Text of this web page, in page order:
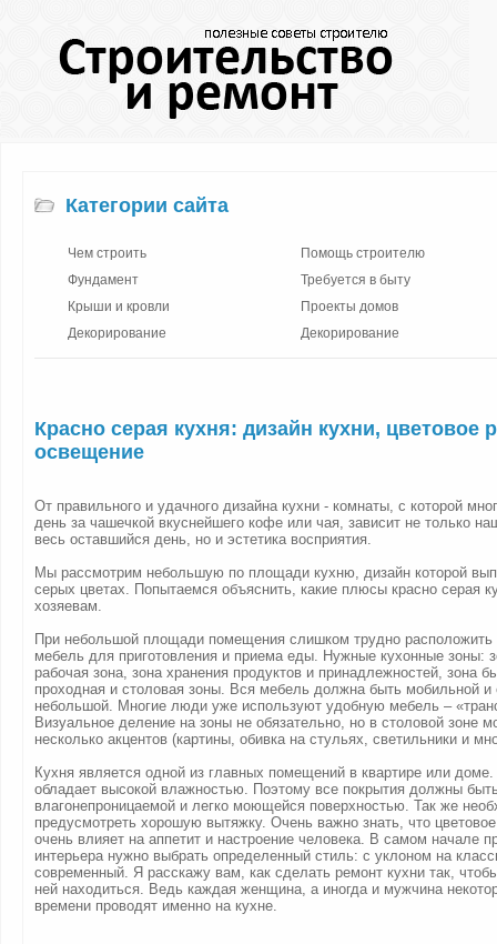
Категории сайта
Чем строить
Фундамент
Крыши и кровли
Декорирование
Помощь строителю
Требуется в быту
Проекты домов
Декорирование
Красно серая кухня: дизайн кухни, цветовое
освещение
От правильного и удачного дизайна кухни - комнаты, с которой
день за чашечкой вкуснейшего кофе или чая, зависит не только
весь оставшийся день, но и эстетика восприятия.
Мы рассмотрим небольшую по площади кухню, дизайн которой
серых цветах. Попытаемся объяснить, какие плюсы красно серая
хозяевам.
При небольшой площади помещения слишком трудно
мебель для приготовления и приема еды. Нужные кухонные зоны:
рабочая зона, зона хранения продуктов и принадлежностей, зона
проходная и столовая зоны. Вся мебель должна быть мобильной и
небольшой. Многие люди уже используют удобную мебель –
Визуальное деление на зоны не обязательно, но в столовой зоне
несколько акцентов (картины, обивка на стульях, светильники и
Кухня является одной из главных помещений в квартире или
обладает высокой влажностью. Поэтому все покрытия должны
влагонепроницаемой и легко моющейся поверхностью. Так же
предусмотреть хорошую вытяжку. Очень важно знать, что
очень влияет на аппетит и настроение человека. В самом начале
интерьера нужно выбрать определенный стиль: с уклоном на
современный. Я расскажу вам, как сделать ремонт кухни так,
ней находиться. Ведь каждая женщина, а иногда и мужчина
времени проводят именно на кухне.